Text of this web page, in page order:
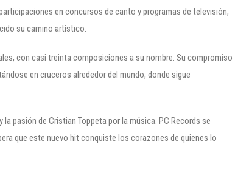
en concursos de canto y programas de televisión,
su camino artístico.
con casi treinta composiciones a su nombre. Su compromiso
en cruceros alrededor del mundo, donde sigue
pasión de Cristian Toppeta por la música. PC Records se
que este nuevo hit conquiste los corazones de quienes lo